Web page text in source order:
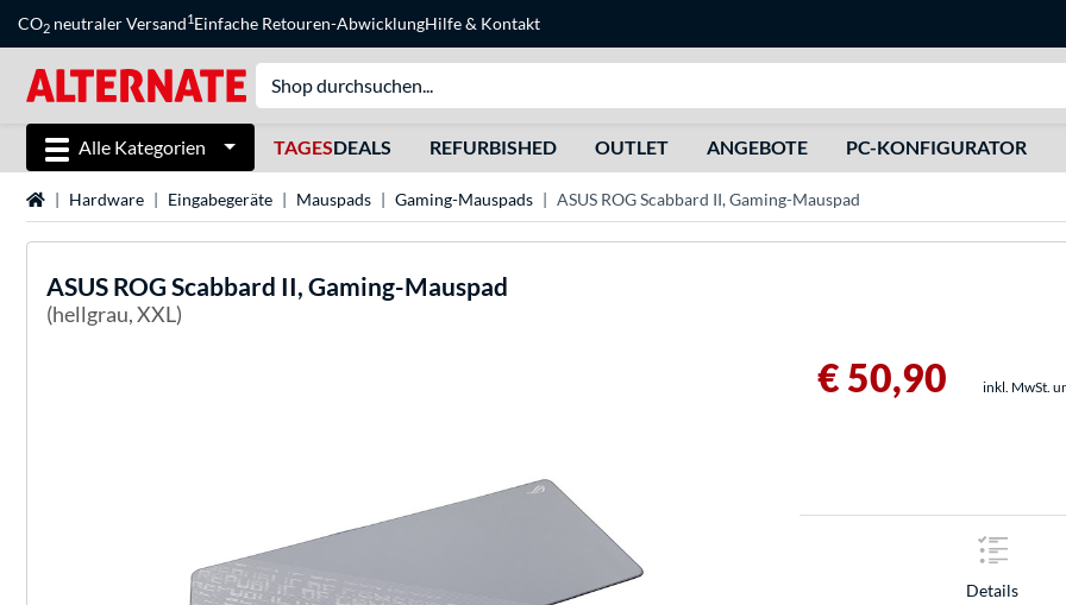
CO2 neutraler Versand1Einfache Retouren-AbwicklungHilfe& Kontakt
Alle Kategorien TAGESDEALS REFURBISHED OUTLET ANGEBOTE PC-KONFIGURATOR
StartseiteHardware Eingabegeräte Mauspads Gaming-Mauspads ASUS ROG Scabbard II, Gaming-Mauspad
ASUS ROG Scabbard II, Gaming-Mauspad
(hellgrau, XXL)
€ 50,90 inkl. MwSt.
Details